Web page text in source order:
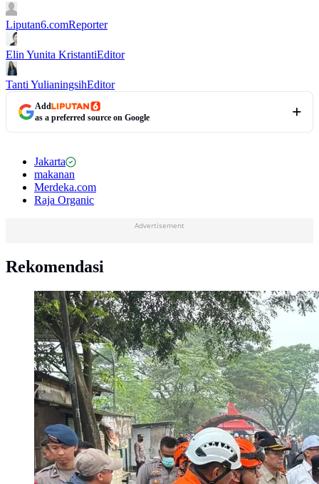
Liputan6.comReporter
Elin Yunita KristantiEditor
Tanti YulianingsihEditor
Add
as a preferred source on Google
Jakarta
makanan
Merdeka.com
Raja Organic
Advertisement
Rekomendasi